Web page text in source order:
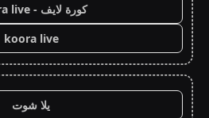
كورة لايف - koora live
koora live
يلا شوت